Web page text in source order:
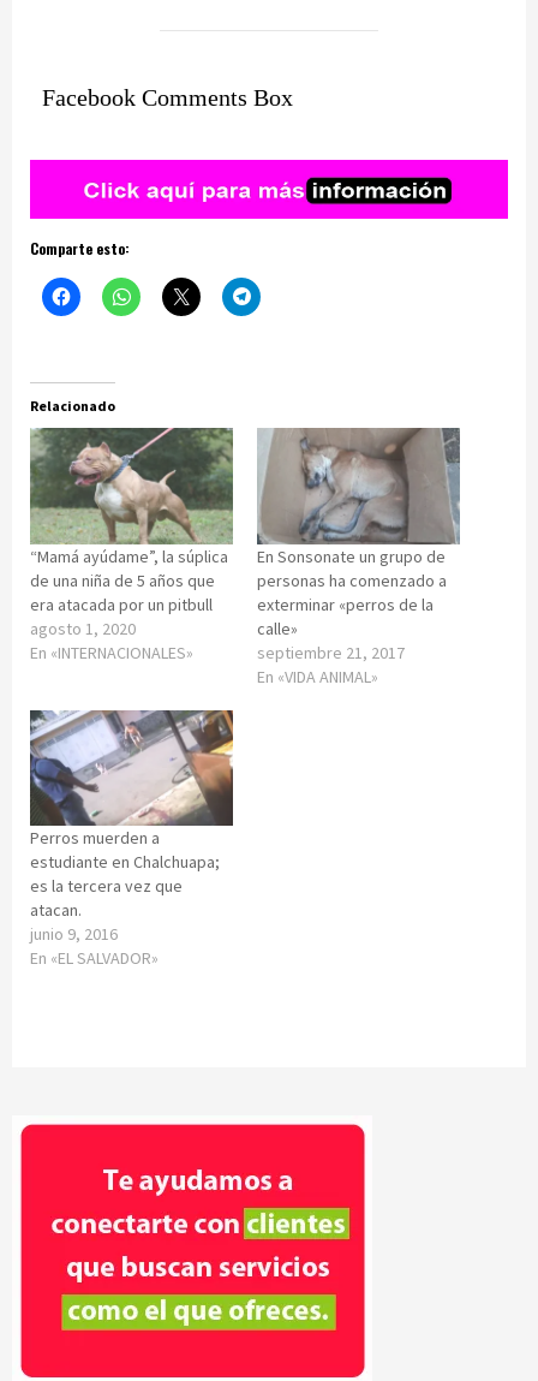
Facebook Comments Box
Comparte esto:
Relacionado
“Mamá ayúdame”, la súplica
de una niña de 5 años que
era atacada por un pitbull
agosto 1, 2020
En «INTERNACIONALES»
En Sonsonate un grupo de
personas ha comenzado a
exterminar «perros de la
calle»
septiembre 21, 2017
En «VIDA ANIMAL»
Perros muerden a
estudiante en Chalchuapa;
es la tercera vez que
atacan.
junio 9, 2016
En «EL SALVADOR»